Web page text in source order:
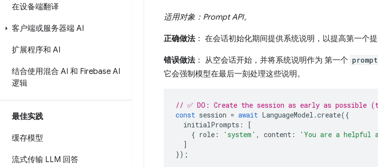
在设备端翻译
客户端或服务器端 AI
扩展程序和 AI
结合使用混合 AI 和 Firebase AI
逻辑
最佳实践
缓存模型
流式传输 LLM 回答
适用对象：Prompt API。
正确做法： 在会话初始化期间提供系统说明，以提高第一个提
错误做法： 从空会话开始，并将系统说明作为 第一个
它会强制模型在最后一刻处理这些说明。
// ✅ DO: Create the session as early as
const session = await LanguageModel .create({
initialPrompts :
[
{ role : 'system' , content : 'You are a helpful
]
});